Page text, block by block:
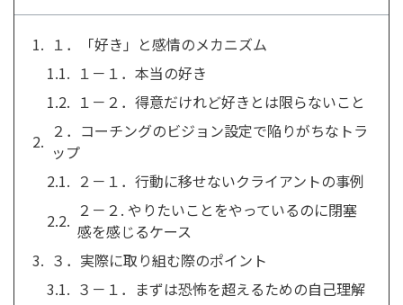
１．「好き」と感情のメカニズム
１－１．本当の好き
１－２．得意だけれど好きとは限らないこと
２．コーチングのビジョン設定で陥りがちなトラ
ップ
２－１．行動に移せないクライアントの事例
２－２. やりたいことをやっているのに閉塞
感を感じるケース
３．実際に取り組む際のポイント
３－１．まずは恐怖を超えるための自己理解